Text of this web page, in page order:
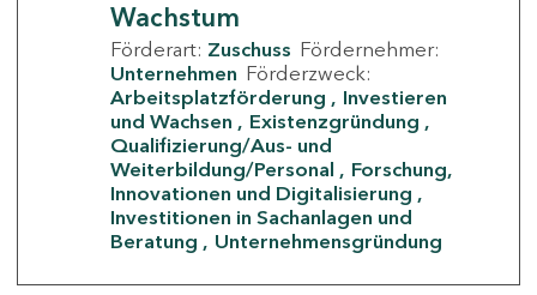
Wachstum
Förderart: Zuschuss Fördernehmer:
Unternehmen Förderzweck:
Arbeitsplatzförderung
Investieren
und Wachsen
Existenzgründung
Qualifizierung/Aus- und
Weiterbildung/Personal
Forschung,
Innovationen und Digitalisierung
Investitionen in Sachanlagen und
Beratung
Unternehmensgründung